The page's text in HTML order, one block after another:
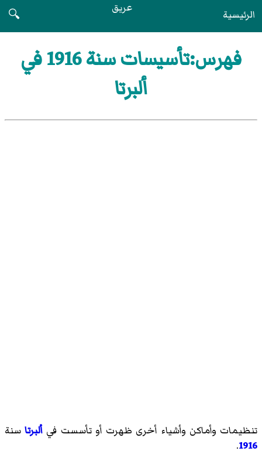
الرئيسية عريق
🔍
فهرس:تأسيسات سنة 1916 في
ألبرتا
تنظيمات وأماكن وأشياء أخرى ظهرت أو تأسست في ألبرتاسنة
1916
.